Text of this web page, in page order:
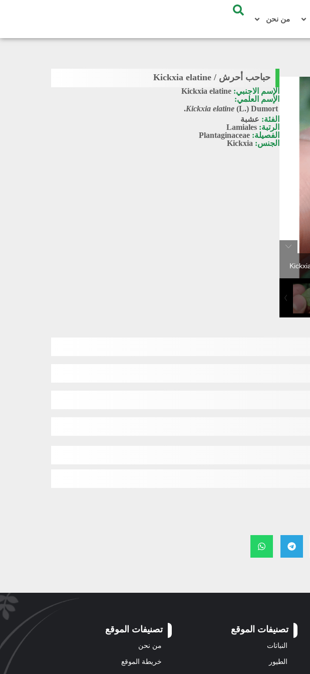
من نحن
حباحب أحرش / Kickxia elatine
الإسم الاجنبي: Kickxia elatine
الإسم العلمي:
Kickxia elatine (L.) Dumort.
الفئة: عشبة
الرتبة: Lamiales
الفصيلة: Plantaginaceae
الجنس: Kickxia
تصنيفات الموقع
النباتات
الطيور
تصنيفات الموقع
من نحن
خريطة الموقع